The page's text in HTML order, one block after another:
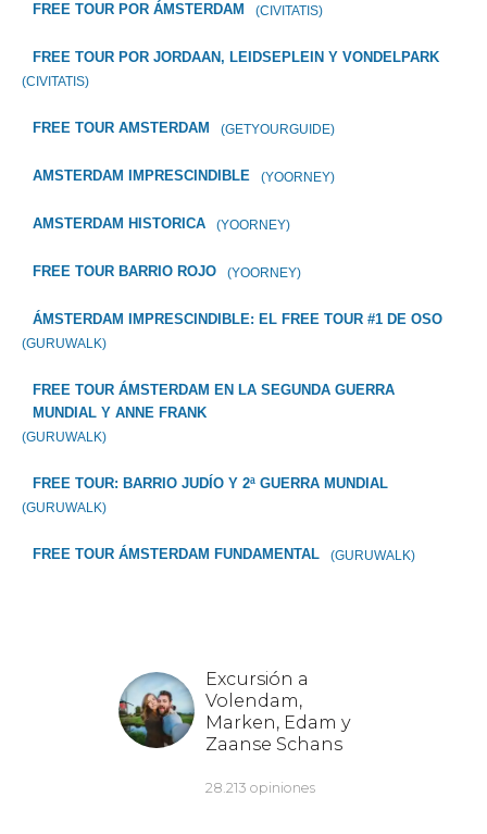
FREE TOUR POR ÁMSTERDAM (CIVITATIS)
FREE TOUR POR JORDAAN, LEIDSEPLEIN Y VONDELPARK
(CIVITATIS)
FREE TOUR AMSTERDAM (GETYOURGUIDE)
AMSTERDAM IMPRESCINDIBLE (YOORNEY)
AMSTERDAM HISTORICA (YOORNEY)
FREE TOUR BARRIO ROJO (YOORNEY)
ÁMSTERDAM IMPRESCINDIBLE: EL FREE TOUR #1 DE OSO
(GURUWALK)
FREE TOUR ÁMSTERDAM EN LA SEGUNDA GUERRA
MUNDIAL Y ANNE FRANK
(GURUWALK)
FREE TOUR: BARRIO JUDÍO Y 2ª GUERRA MUNDIAL
(GURUWALK)
FREE TOUR ÁMSTERDAM FUNDAMENTAL (GURUWALK)